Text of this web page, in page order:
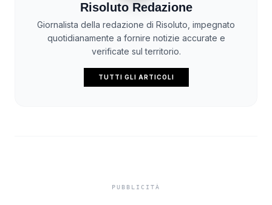
Risoluto Redazione
Giornalista della redazione di Risoluto, impegnato
quotidianamente a fornire notizie accurate e
verificate sul territorio.
TUTTI GLI ARTICOLI